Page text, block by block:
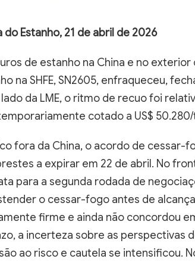
do Estanho, 21 de abril de 2026
de estanho na China e no
na SHFE, SN2605, enfraqueceu,
lado da LME, o ritmo de recuo foi
cotado a US$
fora da China, o acordo de cessar-
a expirar em 22 de abril. No
para a segunda rodada de
o cessar-fogo antes de
firme e ainda não concordou
a incerteza sobre as perspectivas
ao risco e cautela se intensificou.